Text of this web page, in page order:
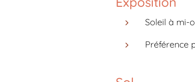
Soleil à mi-
Préférence